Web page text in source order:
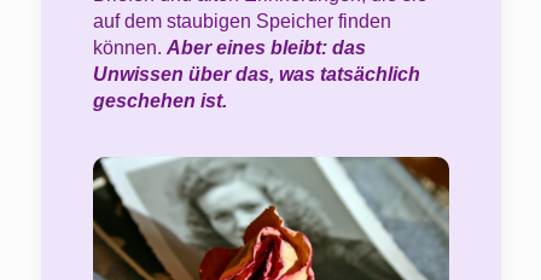
auf dem staubigen Speicher finden
können. Aber eines bleibt: das
Unwissen über das, was tatsächlich
geschehen ist.